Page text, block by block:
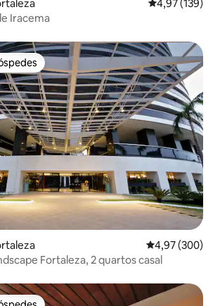
4,97 de uma
4,97 (139)
Studio na Praia de Iracema
4,97 de uma
4,97 (300)
Fortaleza, 2 quartos casal